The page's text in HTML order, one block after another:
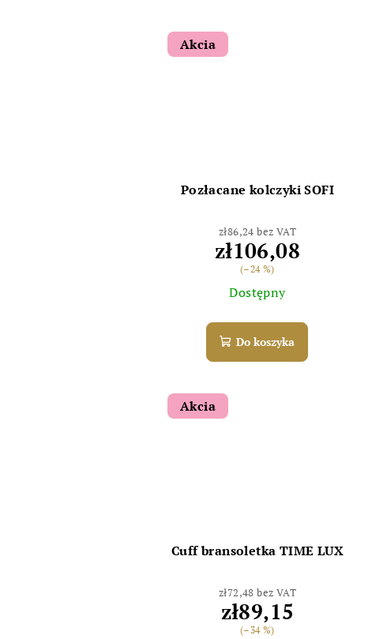
Akcia
Pozłacane kolczyki SOFI
zł86,24 bez VAT
zł106,08
(–24 %)
Dostępny
Do koszyka
Akcia
Cuff bransoletka TIME LUX
zł72,48 bez VAT
zł89,15
(–34 %)